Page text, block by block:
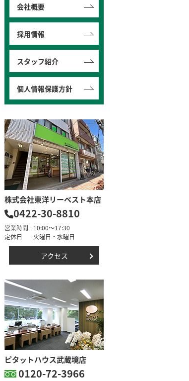
会社概要
採用情報
スタッフ紹介
個人情報保護方針
株式会社東洋リーベスト本店
0422-30-8810
営業時間
10:00～17:30
定休日
火曜日・水曜日
アクセス
ピタットハウス武蔵境店
0120-72-3966